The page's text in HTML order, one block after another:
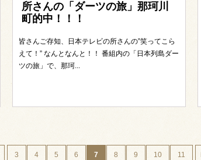
所さんの「ダーツの旅」那珂川
町的中！！！
皆さんご存知、日本テレビの所さんの”笑ってこら
えて！” なんとなんと！！ 番組内の「日本列島ダー
ツの旅」で、那珂...
3 4 5 6 7 8 9 10 11